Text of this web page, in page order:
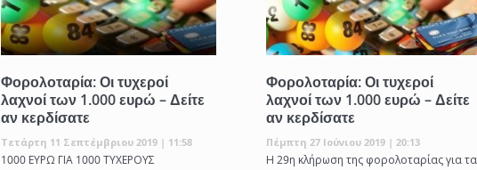
Φορολοταρία: Οι τυχεροί
λαχνοί των 1.000 ευρώ – Δείτε
αν κερδίσατε
Τετάρτη 11 Σεπτέμβριου 2019 | 11:58
1000 ΕΥΡΩ ΓΙΑ 1000 ΤΥΧΕΡΟΥΣ
Φορολοταρία: Οι τυχεροί
λαχνοί των 1.000 ευρώ – Δείτε
αν κερδίσατε
Πέμπτη 27 Ιούνιου 2019 | 20:13
Η 29η κλήρωση της φορολοταρίας για τα